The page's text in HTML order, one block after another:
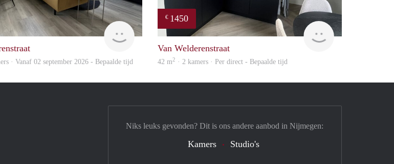
Next
· Vanaf 02 september 2026 - Bepaalde tijd
€ 1450
Next
Van Welderenstraat
42 m2 · 2 kamers · Per direct - Bepaalde tijd
Niks leuks gevonden? Dit is ons andere aanbod in Nijmegen:
Kamers Studio's